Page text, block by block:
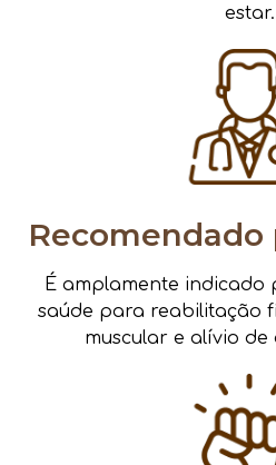
estar.
É amplamente indicado
saúde para reabilitação
muscular e alívio de